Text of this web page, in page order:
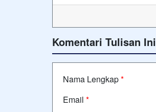
Komentari Tulisan Ini
Nama Lengkap*
Email *